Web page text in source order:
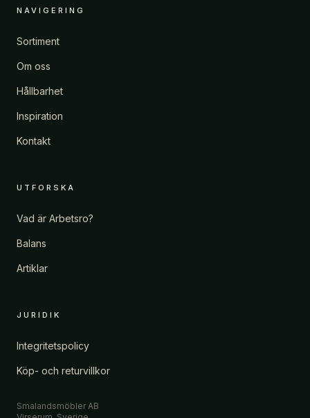
NAVIGERING
Sortiment
Om oss
Hållbarhet
Inspiration
Kontakt
UTFORSKA
Vad är Arbetsro?
Balans
Artiklar
JURIDIK
Integritetspolicy
Köp- och returvillkor
Smalandsmöbler AB